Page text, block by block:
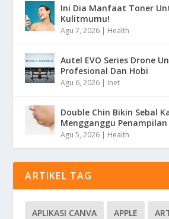
Ini Dia Manfaat Toner
Kulitmumu!
Agu 7, 2026 | Health
Autel EVO Series Drone
Profesional Dan Hobi
Agu 6, 2026 | Inet
Double Chin Bikin Sebal
Mengganggu Penampilan
Agu 5, 2026 | Health
ARTIKEL TAG
APLIKASI CANVA APPLE